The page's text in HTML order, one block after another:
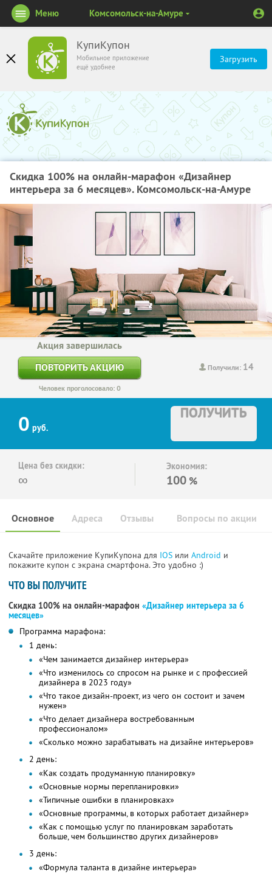
КупиКупон
Мобильное приложение
ещё удобнее
Загрузить
Меню Комсомольск-на-Амуре
Скидка 100% на онлайн-марафон «Дизайнер
интерьера за 6 месяцев». Комсомольск-на-Амуре
Получили: 14
Акция завершилась
ПОВТОРИТЬ АКЦИЮ
Человек проголосовало: 0
0 руб.
ПОЛУЧИТЬ
Цена без скидки:
∞
Экономия:
100 %
Основное Отзывы Вопросы по акции
Адреса
Скачайте приложение КупиКупона для IOS или Android и
покажите купон с экрана смартфона. Это удобно :)
ЧТО ВЫ ПОЛУЧИТЕ
Скидка 100% на онлайн-марафон «Дизайнер интерьера за 6
месяцев»
Программа марафона:
1 день:
«Чем занимается дизайнер интерьера»
«Что изменилось со спросом на рынке и с профессией
дизайнера в 2023 году»
«Что такое дизайн-проект, из чего он состоит и зачем
нужен»
«Что делает дизайнера востребованным
профессионалом»
«Сколько можно зарабатывать на дизайне интерьеров»
2 день:
«Как создать продуманную планировку»
«Основные нормы перепланировки»
«Типичные ошибки в планировках»
«Основные программы, в которых работает дизайнер»
«Как с помощью услуг по планировкам заработать
больше, чем большинство других дизайнеров»
3 день:
«Формула таланта в дизайне интерьера»